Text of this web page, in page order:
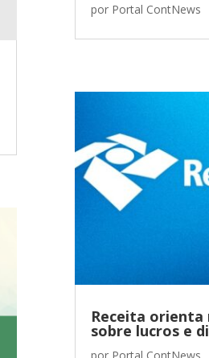
por Portal ContNews
Receita orienta
sobre lucros e